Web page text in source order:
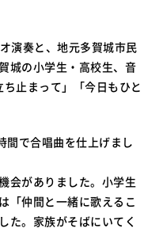
演奏と、地元多賀城市民
城の小学生・高校生、音
止まって」「今日もひと
で合唱曲を仕上げまし
会がありました。小学生
「仲間と一緒に歌えるこ
た。家族がそばにいてく